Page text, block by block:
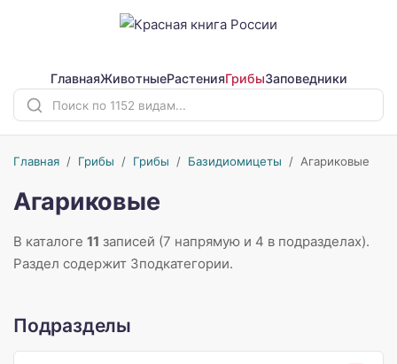
ГлавнаяЖивотныеРастенияГрибыЗаповедники
Главная / Грибы / Грибы / Базидиомицеты / Агариковые
Агариковые
В каталоге 11 записей (7 напрямую и 4 в подразделах).
Раздел содержит 3подкатегории.
Подразделы